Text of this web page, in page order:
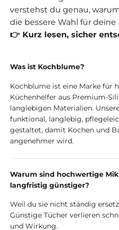
verstehst du genau,
die bessere Wahl für deine
👉 Kurz lesen, sicher
Was ist Kochblume?
Kochblume ist eine Marke für
Küchenhelfer aus Premium-
langlebigen Materialien.
funktional, langlebig,
gestaltet, damit Kochen und
angenehmer wird.
Warum sind hochwertige
langfristig günstiger?
Weil du sie nicht ständig
Günstige Tücher verlieren
und Wirkung.